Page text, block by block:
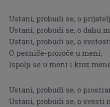
Ustani, probudi se, o
Ustani, probudi se, o dahu
Ustani, probudi se, o
O pesniče-proroče u meni,
Ispolji se u meni i kroz
Ustani, probudi se, o
Ustani, probudi se, o svesti